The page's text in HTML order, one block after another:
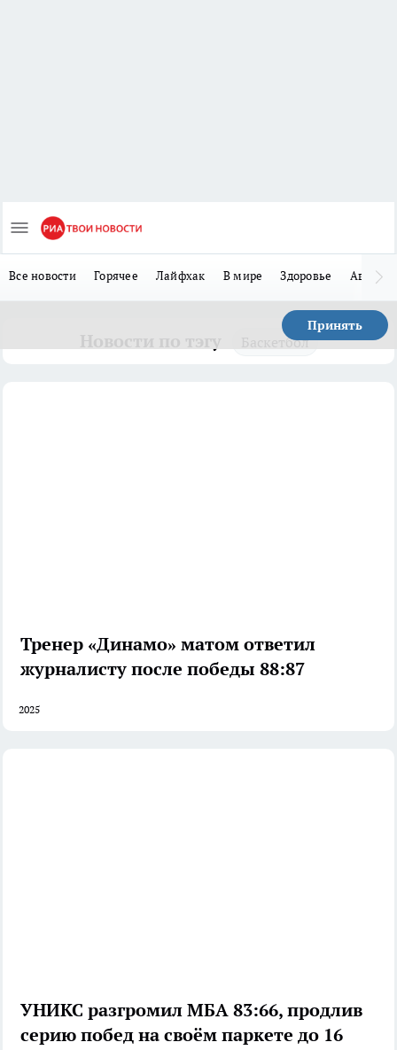
Все новости Горячее Лайфхак В мире Здоровье Авто
Принять
Баскетбол
Тренер «Динамо» матом ответил
журналисту после победы 88:87
2025
УНИКС разгромил МБА 83:66, продлив
серию побед на своём паркете до 16